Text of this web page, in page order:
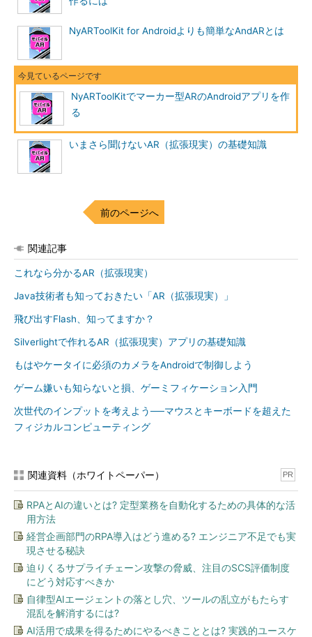
NyARToolKit for Androidよりも簡単なAndARとは
NyARToolKitでマーカー型ARのAndroidアプリを作
る
いまさら聞けないAR（拡張現実）の基礎知識
前のページへ
関連記事
これなら分かるAR（拡張現実）
Java技術者も知っておきたい「AR（拡張現実）」
飛び出すFlash、知ってますか？
Silverlightで作れるAR（拡張現実）アプリの基礎知識
もはやケータイに必須のカメラをAndroidで制御しよう
ゲーム嫌いも知らないと損、ゲーミフィケーション入門
次世代のインプットを考えよう──マウスとキーボードを超えた
フィジカルコンピューティング
関連資料（ホワイトペーパー） PR
RPAとAIの違いとは? 定型業務を自動化するための具体的な活
用方法
経営企画部門のRPA導入はどう進める? エンジニア不足でも実
現させる秘訣
迫りくるサプライチェーン攻撃の脅威、注目のSCS評価制度
にどう対応すべきか
自律型AIエージェントの落とし穴、ツールの乱立がもたらす
混乱を解消するには?
AI活用で成果を得るためにやるべきこととは? 実践的ユースケ